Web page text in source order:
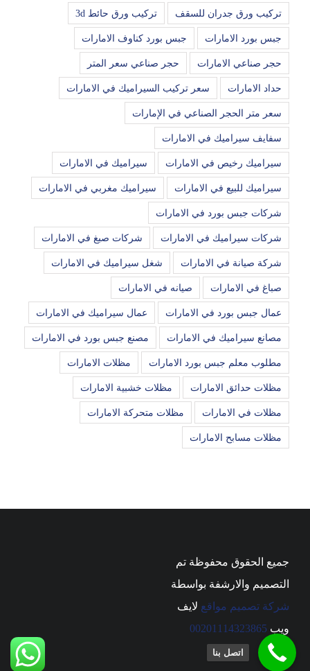
تركيب ورق جدران للسقف تركيب ورق حائط 3d
جبس بورد الامارات جبس بورد كناوف الامارات
حجر صناعي الامارات حجر صناعي سعر المتر
حداد الامارات سعر تركيب السيراميك في الامارات
سعر متر الحجر الصناعي في الإمارات
سفايف سيراميك في الامارات
سيراميك رخيص في الامارات سيراميك في الامارات
سيراميك للبيع في الامارات سيراميك مغربي في الامارات
شركات جبس بورد في الامارات
شركات سيراميك في الامارات شركات صبغ في الامارات
شركة صيانة في الامارات شغل سيراميك في الامارات
صباغ في الامارات صيانه في الامارات
عمال جبس بورد في الامارات عمال سيراميك في الامارات
مصانع سيراميك في الامارات مصنع جبس بورد في الامارات
مطلوب معلم جبس بورد الامارات مظلات الامارات
مظلات حدائق الامارات مظلات خشبية الامارات
مظلات في الامارات مظلات متحركة الامارات
مظلات مسابح الامارات
جميع الحقوق محفوظة تم
التصميم والارشفة بواسطة
شركة تصميم مواقع لايف
ويب 00201114323865
اتصل بنا